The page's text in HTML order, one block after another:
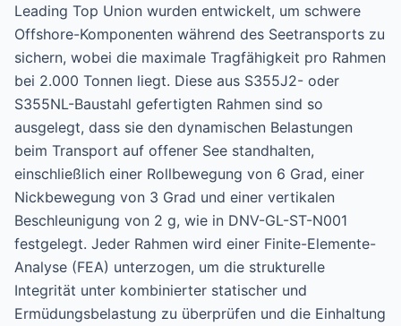
Leading Top Union wurden entwickelt, um schwere
Offshore-Komponenten während des Seetransports zu
sichern, wobei die maximale Tragfähigkeit pro Rahmen
bei 2.000 Tonnen liegt. Diese aus S355J2- oder
S355NL-Baustahl gefertigten Rahmen sind so
ausgelegt, dass sie den dynamischen Belastungen
beim Transport auf offener See standhalten,
einschließlich einer Rollbewegung von 6 Grad, einer
Nickbewegung von 3 Grad und einer vertikalen
Beschleunigung von 2 g, wie in DNV-GL-ST-N001
festgelegt. Jeder Rahmen wird einer Finite-Elemente-
Analyse (FEA) unterzogen, um die strukturelle
Integrität unter kombinierter statischer und
Ermüdungsbelastung zu überprüfen und die Einhaltung